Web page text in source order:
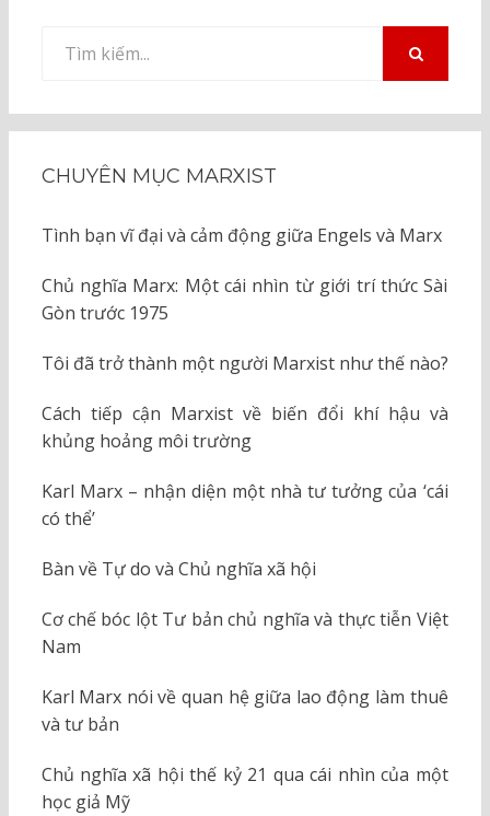
kiếm
CHUYÊN MỤC MARXIST
Tình bạn vĩ đại và cảm động giữa Engels và Marx
Chủ nghĩa Marx: Một cái nhìn từ giới trí thức Sài
Gòn trước 1975
Tôi đã trở thành một người Marxist như thế nào?
Cách tiếp cận Marxist về biến đổi khí hậu và
khủng hoảng môi trường
Karl Marx – nhận diện một nhà tư tưởng của ‘cái
có thể’
Bàn về Tự do và Chủ nghĩa xã hội
Cơ chế bóc lột Tư bản chủ nghĩa và thực tiễn Việt
Nam
Karl Marx nói về quan hệ giữa lao động làm thuê
và tư bản
Chủ nghĩa xã hội thế kỷ 21 qua cái nhìn của một
học giả Mỹ